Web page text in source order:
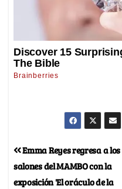
Emma Reyes regresa a los
salones del MAMBO con la
exposición 'El oráculo de la